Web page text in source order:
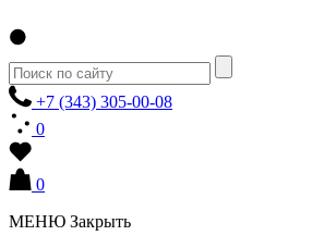
+7 (343) 305-00-08
0
0
МЕНЮ Закрыть